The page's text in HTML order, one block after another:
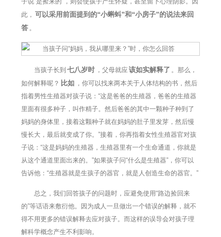
此， 可以采用前面提到的“小蝌蚪”和“小房子”的说法来回
答 。
当孩子长到 七八岁时 ，父母就应 该如实解释了 。那么，
如何解释呢？ 比如 ，你可以找来两本关于人体结构的书，然后
指着男性生殖器对孩子说：“这是爸爸的生殖器，爸爸的生殖器
里面有很多种子，叫作精子。然后爸爸的其中一颗种子种到了
妈妈的身体里，接着这颗种子就在妈妈的肚子里发芽，然后慢
慢长大，最后就变成了你。”接着，你再指着女性生殖器官对孩
子说：“这是妈妈的生殖器，生殖器里有一个生命通道，你就是
从这个通道里面出来的。”如果孩子问“什么是生殖器”，你可以
告诉他：“生殖器就是生孩子的器官，就是人创造生命的器官。”
总之，我们回答孩子的问题时，应避免使用“路边捡回来
的”等话语来敷衍他。因为成人一旦做出一个错误的解释，就不
得不用更多的错误解释去应对孩子。而这样的误导会对孩子理
解科学概念产生不利影响。